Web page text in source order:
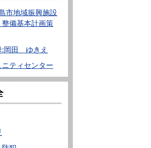
市地域振興施設
整備基本計画策
:岡田 ゆきえ
ティセンター